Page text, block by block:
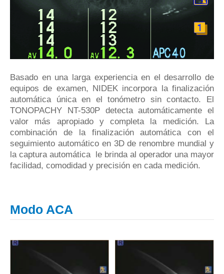
Basado en una larga experiencia en el desarrollo de
equipos de examen, NIDEK incorpora la finalización
automática única en el tonómetro sin contacto.
El
TONOPACHY NT-530P detecta automáticamente el
valor más apropiado y completa la medición.
La
combinación de la finalización automática con el
seguimiento automático en 3D de renombre mundial y
la captura automática le brinda al operador una mayor
facilidad, comodidad y precisión en cada medición.
Modo ACA